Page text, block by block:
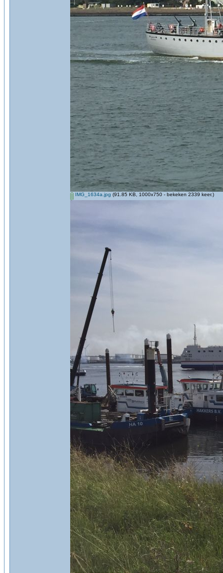
IMG_1634a.jpg (91.85 KB, 1000x750 - bekeken 2339 keer.)